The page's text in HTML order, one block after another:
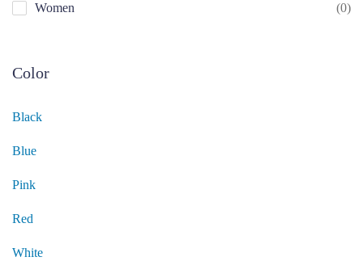
Women (0)
Color
Black
Blue
Pink
Red
White